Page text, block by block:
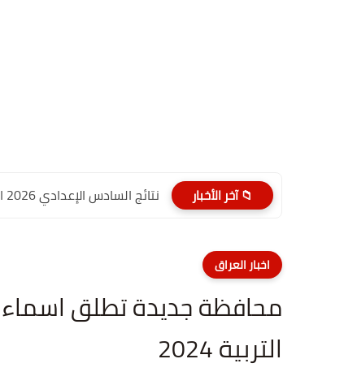
📁 آخر الأخبار نتائج السادس الإعدادي 2026 الدور الأول PDF الديوانية | موقع...
اخبار العراق
محافظة جديدة تطلق اسماء
التربية 2024